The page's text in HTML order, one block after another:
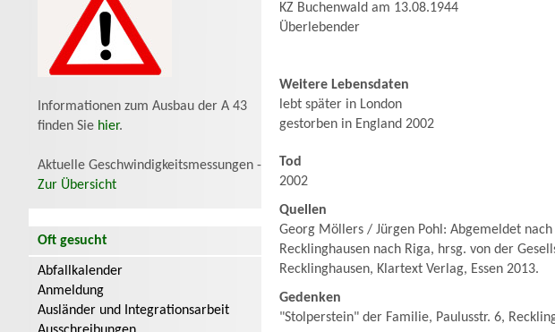
Informationen zum Ausbau der A 43
finden Sie hier.
Aktuelle Geschwindigkeitsmessungen -
Zur Übersicht
Oft gesucht
Abfallkalender
Anmeldung
Ausländer und Integrationsarbeit
KZ Buchenwald am 13.08.1944
Überlebender
Weitere Lebensdaten
lebt später in London
gestorben in England 2002
Tod
2002
Quellen
Georg Möllers / Jürgen Pohl: Abgemeldet
Recklinghausen nach Riga, hrsg. von der
Recklinghausen, Klartext Verlag, Essen 2013.
Gedenken
"Stolperstein" der Familie, Paulusstr. 6,